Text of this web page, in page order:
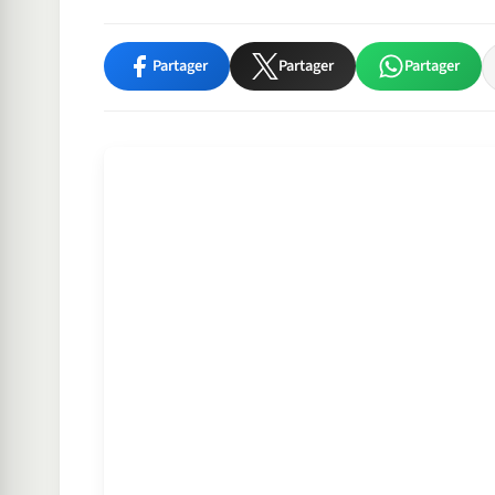
Partager Partager Partager